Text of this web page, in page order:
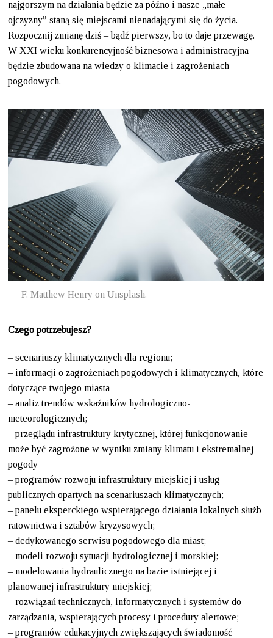
najgorszym na działania będzie za późno i nasze „małe
ojczyzny” staną się miejscami nienadającymi się do życia.
Rozpocznij zmianę dziś – bądź pierwszy, bo to daje przewagę.
W XXI wieku konkurencyjność biznesowa i administracyjna
będzie zbudowana na wiedzy o klimacie i zagrożeniach
pogodowych.
F. Matthew Henry on Unsplash.
Czego potrzebujesz?
– scenariuszy klimatycznych dla regionu;
– informacji o zagrożeniach pogodowych i klimatycznych, które
dotyczące twojego miasta
– analiz trendów wskaźników hydrologiczno-
meteorologicznych;
– przeglądu infrastruktury krytycznej, której funkcjonowanie
może być zagrożone w wyniku zmiany klimatu i ekstremalnej
pogody
– programów rozwoju infrastruktury miejskiej i usług
publicznych opartych na scenariuszach klimatycznych;
– panelu eksperckiego wspierającego działania lokalnych służb
ratownictwa i sztabów kryzysowych;
– dedykowanego serwisu pogodowego dla miast;
– modeli rozwoju sytuacji hydrologicznej i morskiej;
– modelowania hydraulicznego na bazie istniejącej i
planowanej infrastruktury miejskiej;
– rozwiązań technicznych, informatycznych i systemów do
zarządzania, wspierających procesy i procedury alertowe;
– programów edukacyjnych zwiększających świadomość